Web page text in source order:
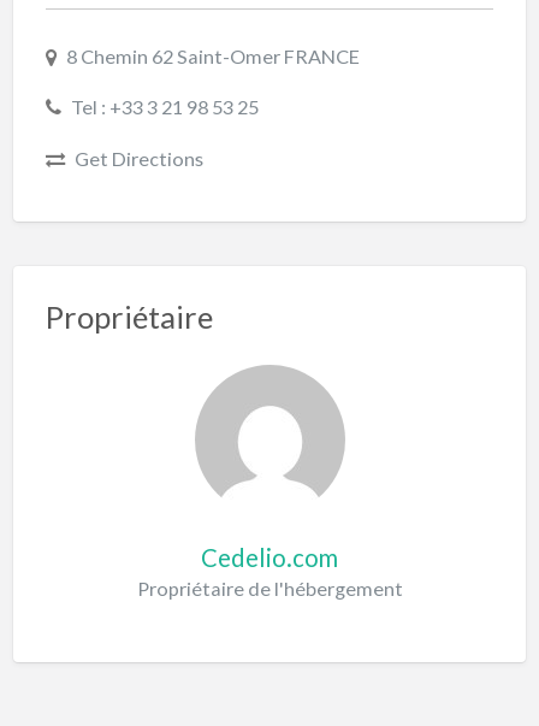
8 Chemin 62 Saint-Omer FRANCE
Tel : +33 3 21 98 53 25
Get Directions
Propriétaire
Cedelio.com
Propriétaire de l'hébergement